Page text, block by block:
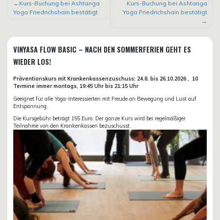
BEITRAGSNAVIGATION
Kurs-Buchung bei Ashtanga
Yoga Friedrichshain bestätigt
Kurs-Buchung bei Ashtanga
Yoga Friedrichshain bestätigt
VINYASA FLOW BASIC – NACH DEN SOMMERFERIEN GEHT ES
WIEDER LOS!
Präventionskurs mit Krankenkassenzuschuss: 24.8. bis 26.10.2026 , 10
Termine immer montags, 19:45 Uhr bis 21:15 Uhr
Geeignet für alle Yoga-Interessierten mit Freude an Bewegung und Lust auf
Entspannung.
Die Kursgebühr beträgt 155 Euro. Der ganze Kurs wird bei regelmäßiger
Teilnahme von den Krankenkassen bezuschusst.